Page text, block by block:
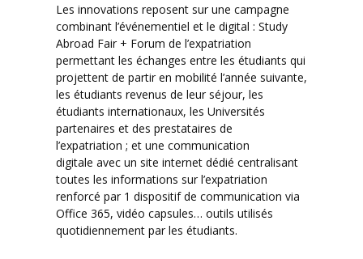
Les innovations reposent sur une campagne
combinant l’événementiel et le digital : Study
Abroad Fair + Forum de l’expatriation
permettant les échanges entre les étudiants qui
projettent de partir en mobilité l’année suivante,
les étudiants revenus de leur séjour, les
étudiants internationaux, les Universités
partenaires et des prestataires de
l’expatriation ; et une communication
digitale avec un site internet dédié centralisant
toutes les informations sur l’expatriation
renforcé par 1 dispositif de communication via
Office 365, vidéo capsules… outils utilisés
quotidiennement par les étudiants.